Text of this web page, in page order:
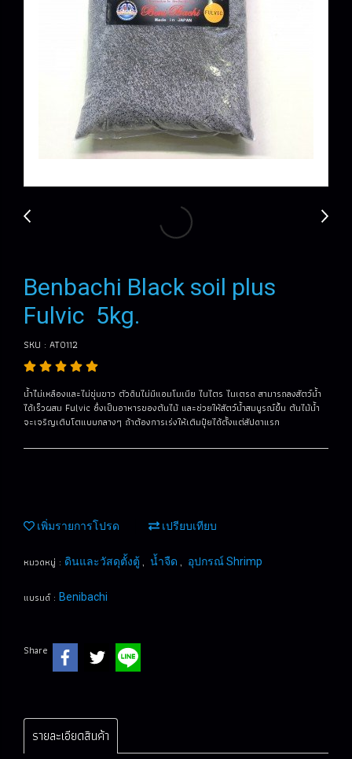
Benbachi Black soil plus
Fulvic 5kg.
SKU : AT0112
น้ำไ่ม่เหลืองและไม่ขุ่นขาว ตัวดินไม่มีแอมโมเนีย ไนไตร ไนเตรด สามารถลงสัตว์น้ำ
ได้เร็วผสม Fulvic ซึ่งเป็นอาหารของต้นไม้ และช่วยให้สัตว์น้ำสมบูรณ์ขึ้น ต้นไม้น้ำ
จะเจริญเติบโตแบบกลางๆ ถ้าต้องการเร่งให้เติมปุ๋ยได้ตั้งแต่สัปดาแรก
เพิ่มรายการโปรด เปรียบเทียบ
หมวดหมู่ : ดินและวัสดุตั้งตู้ , น้ำจืด , อุปกรณ์ Shrimp
แบรนด์ : Benibachi
Share
รายละเอียดสินค้า